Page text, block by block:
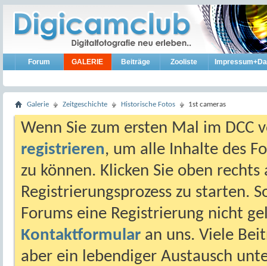
Forum GALERIE Beiträge Zooliste
Galerie Zeitgeschichte Historische Fotos 1st cameras
Wenn Sie zum ersten Mal im DCC
registrieren, um alle Inhalte des
zu können. Klicken Sie oben
Registrierungsprozess zu starten.
Forums eine Registrierung nicht
Kontaktformular an uns. Viele
aber ein lebendiger Austausch